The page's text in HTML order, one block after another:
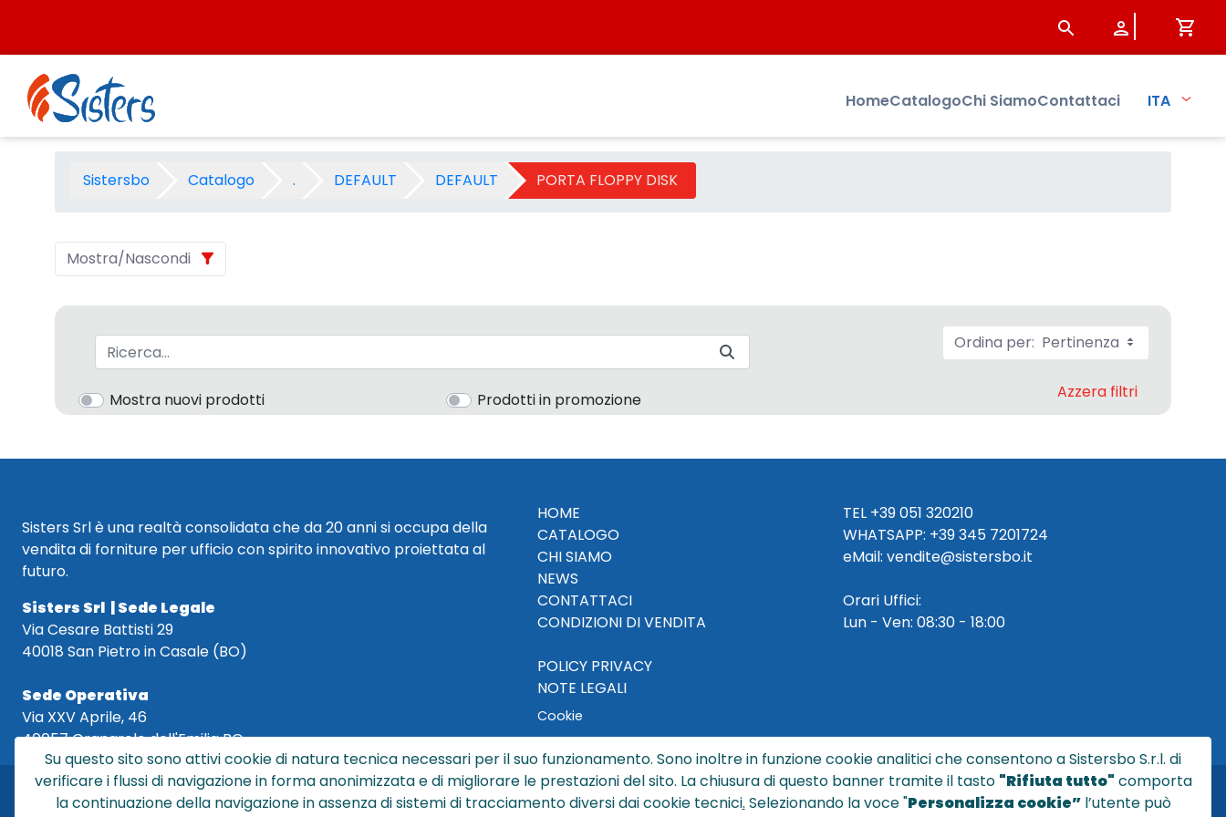
PORTA FLOPPY DISK - Categoria - Sistersbo
HomeCatalogoChi SiamoContattaci ITA
Sistersbo Catalogo . DEFAULT DEFAULT PORTA FLOPPY DISK
Mostra/Nascondi
Barra di ricerca
Mostra nuovi prodotti Prodotti in promozione
Ordina per: Pertinenza
Azzera filtri
Sisters Srl è una realtà consolidata che da 20 anni si occupa della
vendita di forniture per ufficio con spirito innovativo proiettata al
futuro.
Sisters Srl | Sede Legale
Via Cesare Battisti 29
40018 San Pietro in Casale (BO)
Sede Operativa
Via XXV Aprile, 46
40057 Granarolo dell'Emilia BO
HOME
CATALOGO
CHI SIAMO
NEWS
CONTATTACI
CONDIZIONI DI VENDITA
POLICY PRIVACY
NOTE LEGALI
Cookie
TEL +39 051 320210
WHATSAPP: +39345 7201724
eMail: vendite@sistersbo.it
Orari Uffici:
Lun - Ven: 08:30 - 18:00
© Copyright 2024 by Sisters S.r.l. - All rights reserved
Sisters S.r.l. - R.I. BO - N. REA 429992 - PEC sisterssrl@legalmail.it
Su questo sito sono attivi cookie di natura tecnica necessari per il suo funzionamento. Sono inoltre in funzione cookie analitici che consentono a Sistersbo S.r.l. di
verificare i flussi di navigazione in forma anonimizzata e di migliorare le prestazioni del sito. La chiusura di questo banner tramite il tasto "Rifiuta tutto" comporta
la continuazione della navigazione in assenza di sistemi di tracciamento diversi dai cookie tecnici. Selezionando la voce "Personalizza cookie”l’utente può